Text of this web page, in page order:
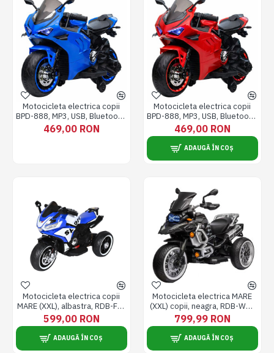
Motocicleta electrica copii
BPD-888, MP3, USB, Bluetooth,
Albastra
469,00 RON
Motocicleta electrica copii
BPD-888, MP3, USB, Bluetooth,
Rosie
469,00 RON
ADAUGĂ ÎN COȘ
Motocicleta electrica copii
MARE (XXL), albastra, RDB-FB-
6886
599,00 RON
ADAUGĂ ÎN COȘ
Motocicleta electrica MARE
(XXL) copii, neagra, RDB-WN-
258
799,99 RON
ADAUGĂ ÎN COȘ